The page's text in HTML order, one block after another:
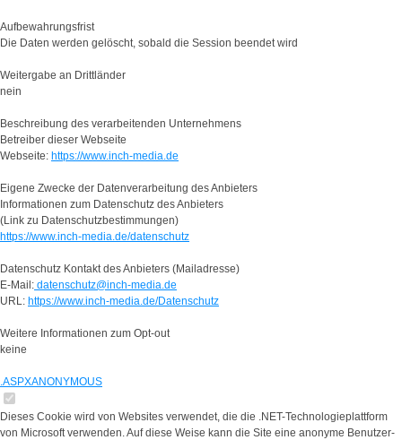
Aufbewahrungsfrist
Die Daten werden gelöscht, sobald die Session beendet wird
Weitergabe an Drittländer
nein
Beschreibung des verarbeitenden Unternehmens
Betreiber dieser Webseite
Webseite: https://www.inch-media.de
Eigene Zwecke der Datenverarbeitung des Anbieters
Informationen zum Datenschutz des Anbieters
(Link zu Datenschutzbestimmungen)
https://www.inch-media.de/datenschutz
Datenschutz Kontakt des Anbieters (Mailadresse)
E-Mail: datenschutz@inch-media.de
URL: https://www.inch-media.de/Datenschutz
Weitere Informationen zum Opt-out
keine
.ASPXANONYMOUS
Dieses Cookie wird von Websites verwendet, die die .NET-Technologieplattform
von Microsoft verwenden. Auf diese Weise kann die Site eine anonyme Benutzer-